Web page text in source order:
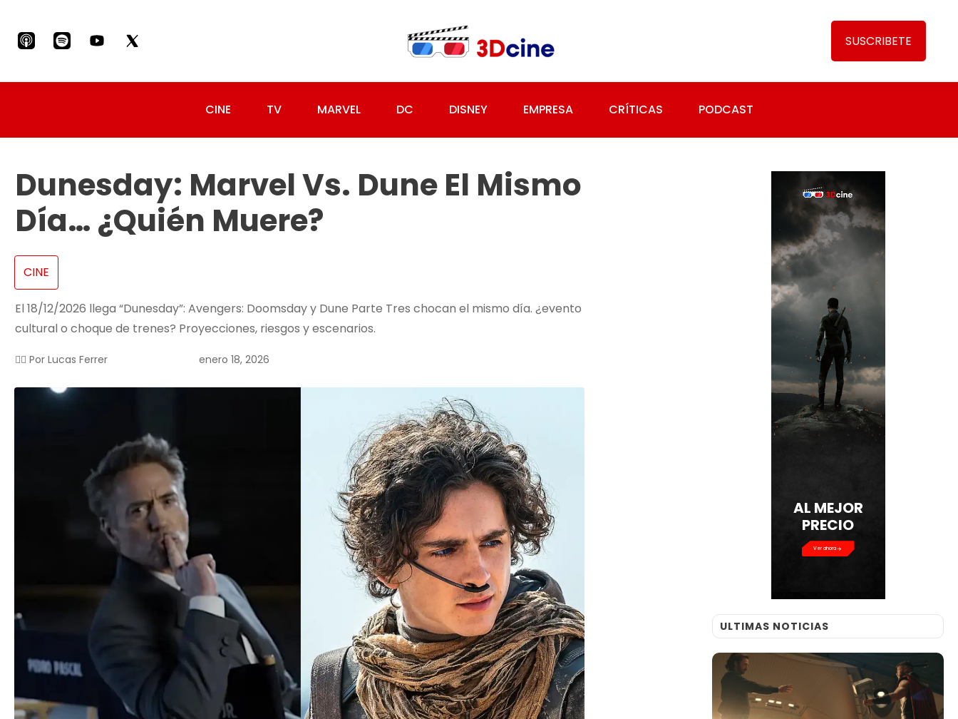
SUSCRIBETE
CINE TV MARVEL DC DISNEY EMPRESA CRÍTICAS PODCAST
Dunesday: Marvel Vs. Dune El Mismo
Día… ¿quién Muere?
CINE
El 18/12/2026 llega “Dunesday”: Avengers: Doomsday y Dune Parte Tres chocan el mismo día. ¿evento
cultural o choque de trenes? Proyecciones, riesgos y escenarios.
✍🏻 Por Lucas Ferrer enero 18, 2026
AL MEJOR
PRECIO
ULTIMAS NOTICIAS